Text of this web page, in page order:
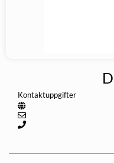
Kontaktuppgifter